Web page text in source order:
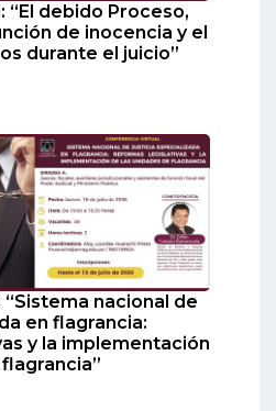
“El debido Proceso,
de inocencia y el
durante el juicio”
nacional de
en flagrancia:
y la implementación